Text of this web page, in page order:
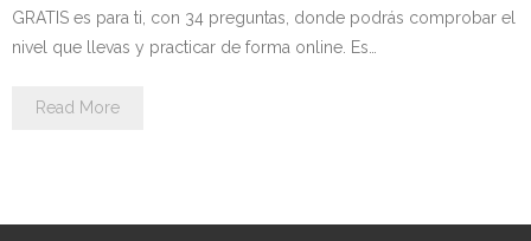
Personalidad Jurídica PROPIA
- Qué se entiende por CONSOLIDACIÓN y por
GRATIS es para ti, con 34 preguntas, donde podrás comprobar el
nivel que llevas y practicar de forma online. Es…
Read More